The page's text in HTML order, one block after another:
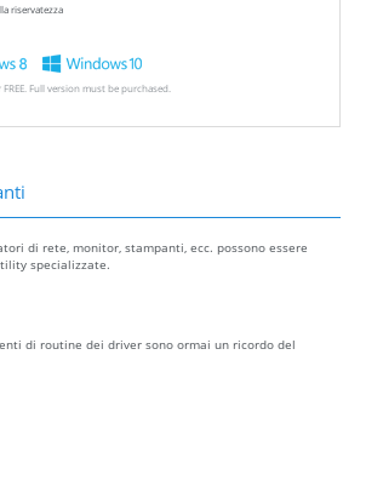
riservatezza
Full version must be purchased.
di rete, monitor, stampanti, ecc. possono essere
specializzate.
di routine dei driver sono ormai un ricordo del